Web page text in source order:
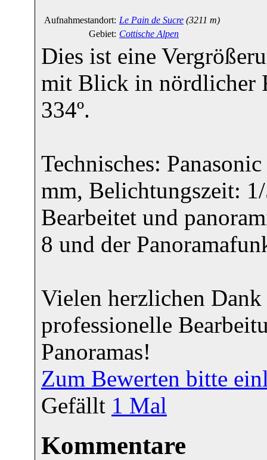
Aufnahmestandort: Le Pain de Sucre (3211 m)
Gebiet: Cottische Alpen
Dies ist eine
mit Blick in nördlicher
334º.
Technisches:
mm, Belichtungszeit:
Bearbeitet und
8 und der
Vielen herzlichen
professionelle
Panoramas!
Zum Bewerten bitte
Gefällt 1 Mal
Kommentare